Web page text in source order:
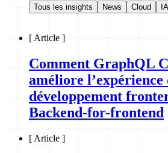
Tous les insights News Cloud IA
[ Article ]
Comment GraphQL
améliore l’expérience
développement
Backend-for-frontend
[ Article ]